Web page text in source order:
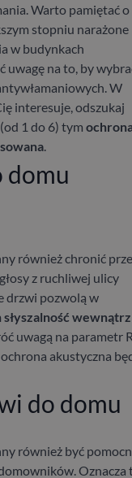
Warto pamiętać
stopniu narażone
w budynkach
uwagę na to, by
W
interesuje, odszukaj
1 do 6) tym
.
domu
również chronić
z ruchliwej ulicy
drzwi pozwolą w
wewnątrz
uwagą na parametr
akustyczna
do domu
również być
Oznacza